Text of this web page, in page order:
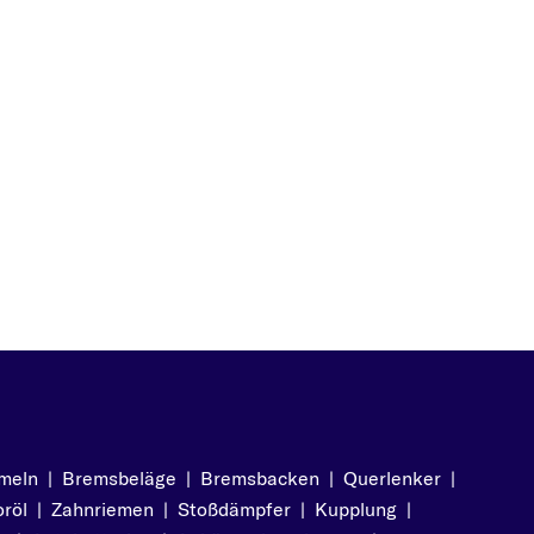
| Bremsbeläge | Bremsbacken | Querlenker |
| Zahnriemen | Stoßdämpfer | Kupplung |